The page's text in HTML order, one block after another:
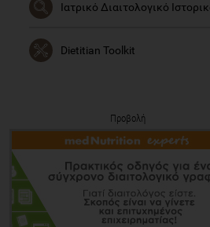
Ιατρικό Διαιτολογικό
Dietitian Toolkit
Προβολή